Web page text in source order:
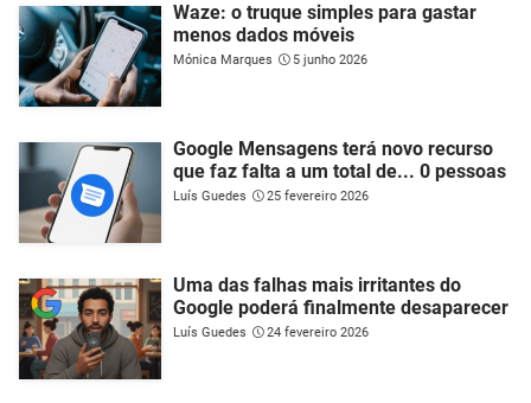
Waze: o truque simples para gastar
menos dados móveis
Mónica Marques 5 junho 2026
Google Mensagens terá novo recurso
que faz falta a um total de... 0 pessoas
Luís Guedes 25 fevereiro 2026
Uma das falhas mais irritantes do
Google poderá finalmente desaparecer
Luís Guedes 24 fevereiro 2026